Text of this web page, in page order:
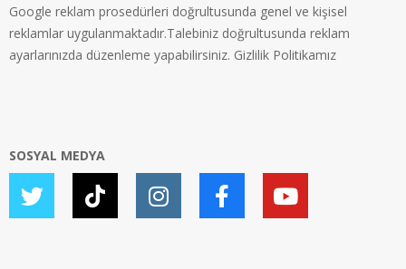
Google reklam prosedürleri doğrultusunda genel ve kişisel
reklamlar uygulanmaktadır.Talebiniz doğrultusunda reklam
ayarlarınızda düzenleme yapabilirsiniz. Gizlilik Politikamız
SOSYAL MEDYA